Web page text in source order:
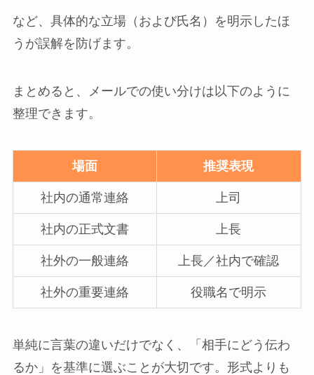
など、具体的な立場（および氏名）を明示したほ
うが誤解を防げます。
まとめると、メールでの使い分けは以下のように
整理できます。
場面 推奨表現
社内の通常連絡 上司
社内の正式文書 上長
社外の一般連絡 上長／社内で確認
社外の重要連絡 役職名で明示
単純に言葉の違いだけでなく、「相手にどう伝わ
るか」を基準に選ぶことが大切です。形式よりも